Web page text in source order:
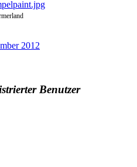
2012
Benutzer